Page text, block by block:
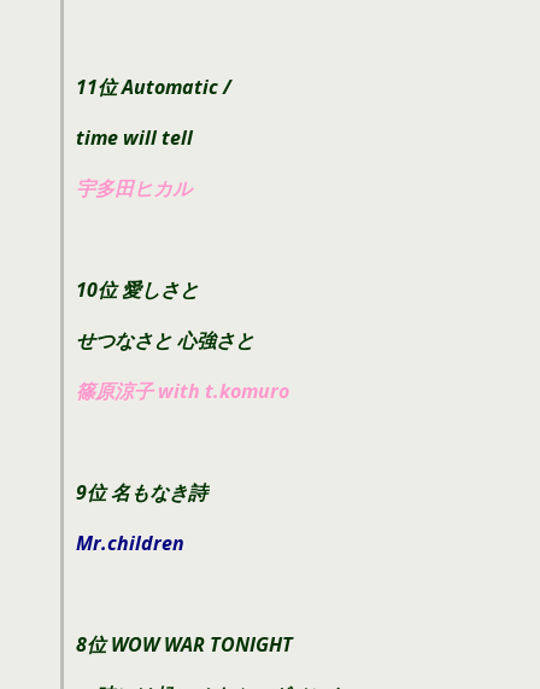
11位 Automatic /
time will tell
宇多田ヒカル
10位 愛しさと
せつなさと 心強さと
篠原涼子 with t.komuro
9位 名もなき詩
Mr.children
8位 WOW WAR TONIGHT